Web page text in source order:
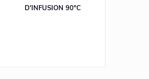
D'INFUSION 90°C